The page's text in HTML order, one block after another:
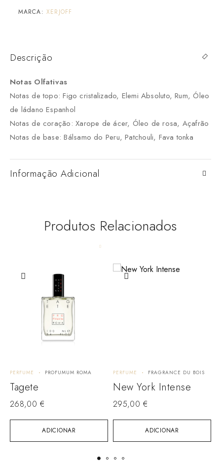
MARCA: XERJOFF
Descrição
Notas Olfativas
Notas de topo: Figo cristalizado, Elemi Absoluto, Rum, Óleo
de ládano Espanhol
Notas de coração: Xarope de ácer, Óleo de rosa, Açafrão
Notas de base: Bálsamo do Peru, Patchouli, Fava tonka
Informação Adicional
Produtos Relacionados
ADICIONAR
PERFUME PROFUMUM ROMA
Tagete
268,00 €
ADICIONAR
PERFUME FRAGRANCE DU BOIS
New York Intense
295,00 €